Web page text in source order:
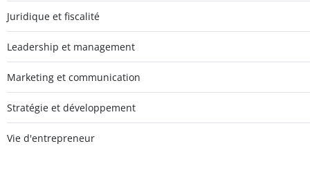
Juridique et fiscalité
Leadership et management
Marketing et communication
Stratégie et développement
Vie d'entrepreneur